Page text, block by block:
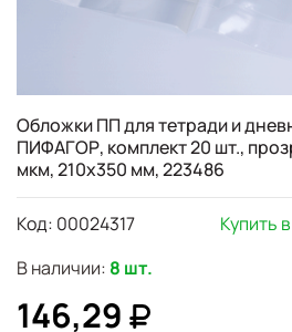
Обложки ПП для тетради и
ПИФАГОР, комплект 20 шт.,
мкм, 210х350 мм, 223486
В наличии: 8 шт.
146,29
Код: 00024317 Купить